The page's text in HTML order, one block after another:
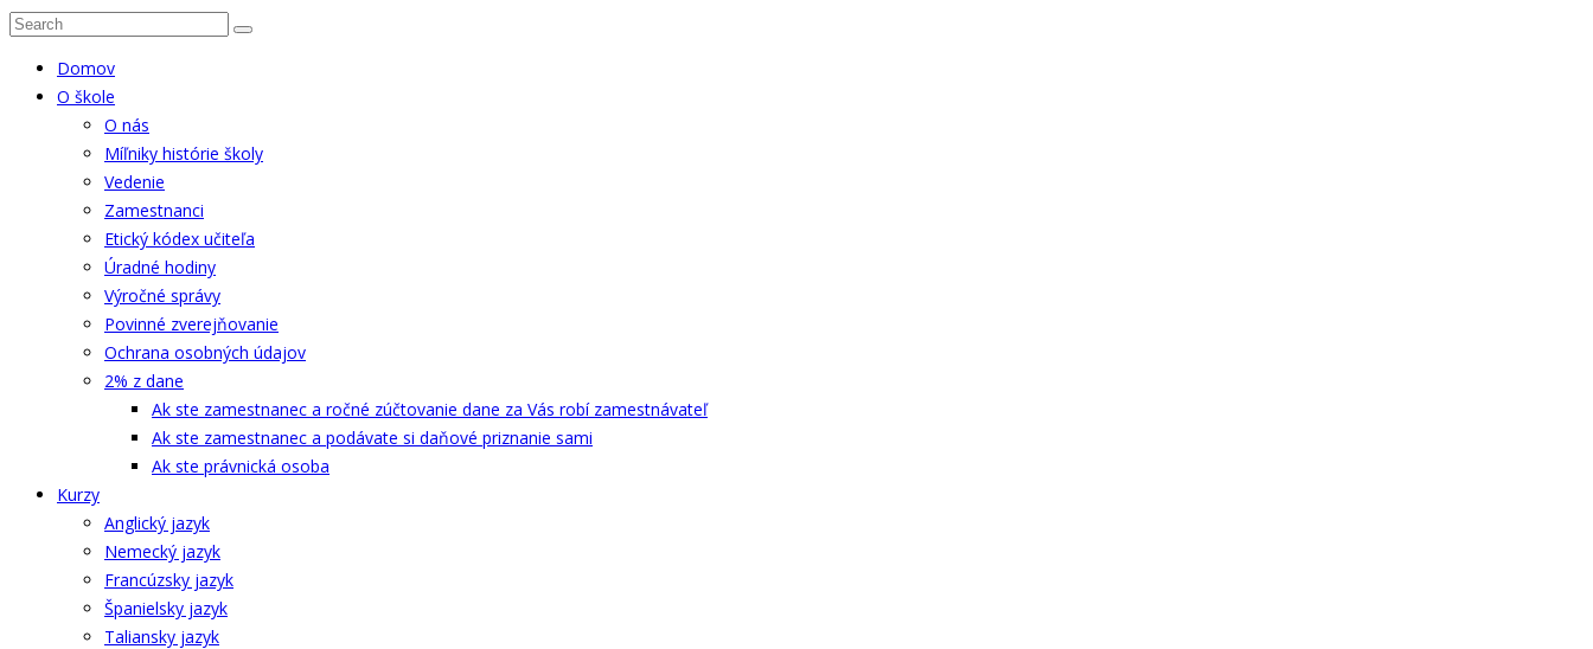
Domov
O škole
O nás
Míľniky histórie školy
Vedenie
Zamestnanci
Etický kódex učiteľa
Úradné hodiny
Výročné správy
Povinné zverejňovanie
Ochrana osobných údajov
2% z dane
Ak ste zamestnanec a ročné zúčtovanie dane za Vás robí zamestnávateľ
Ak ste zamestnanec a podávate si daňové priznanie sami
Ak ste právnická osoba
Kurzy
Anglický jazyk
Nemecký jazyk
Francúzsky jazyk
Španielsky jazyk
Taliansky jazyk